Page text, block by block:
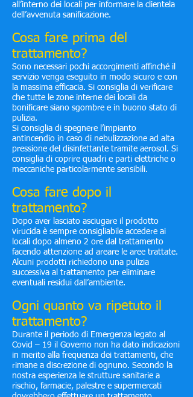
all’interno dei locali per informare la clientela
dell’avvenuta sanificazione.
Cosa fare prima del
trattamento?
Sono necessari pochi accorgimenti affinché il
servizio venga eseguito in modo sicuro e con
la massima efficacia. Si consiglia di verificare
che tutte le zone interne dei locali da
bonificare siano sgombre e in buono stato di
pulizia.
Si consiglia di spegnere l’impianto
antincendio in caso di nebulizzazione ad alta
pressione del disinfettante tramite aerosol. Si
consiglia di coprire quadri e parti elettriche o
meccaniche particolarmente sensibili.
Cosa fare dopo il
trattamento?
Dopo aver lasciato asciugare il prodotto
virucida è sempre consigliabile accedere ai
locali dopo almeno 2 ore dal trattamento
facendo attenzione ad areare le aree trattate.
Alcuni prodotti richiedono una pulizia
successiva al trattamento per eliminare
eventuali residui dall’ambiente.
Ogni quanto va ripetuto il
trattamento?
Durante il periodo di Emergenza legato al
Covid – 19 il Governo non ha dato indicazioni
in merito alla frequenza dei trattamenti, che
rimane a discrezione di ognuno. Secondo la
nostra esperienza le strutture sanitarie a
rischio, farmacie, palestre e supermercati